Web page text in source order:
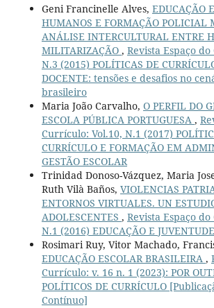
Geni Francinelle Alves, EDUCAÇÃO
HUMANOS E FORMAÇÃO POLICIAL
ANÁLISE INTERCULTURAL ENTRE
MILITARIZAÇÃO , Revista Espaço
N.3 (2015) POLÍTICAS DE
DOCENTE: tensões e desafios no
brasileiro
Maria João Carvalho, O PERFIL DO
ESCOLA PÚBLICA PORTUGUESA ,
Currículo: Vol.10, N.1 (2017)
CURRÍCULO E FORMAÇÃO EM
GESTÃO ESCOLAR
Trinidad Donoso-Vázquez, Maria
Ruth Vilà Baños, VIOLENCIAS
ENTORNOS VIRTUALES. UN
ADOLESCENTES , Revista Espaço
N.1 (2016) EDUCAÇÃO E JUVENTUDE
Rosimari Ruy, Vitor Machado,
EDUCAÇÃO ESCOLAR BRASILEIRA ,
Currículo: v. 16 n. 1 (2023): POR
POLÍTICOS DE CURRÍCULO
Contínuo]